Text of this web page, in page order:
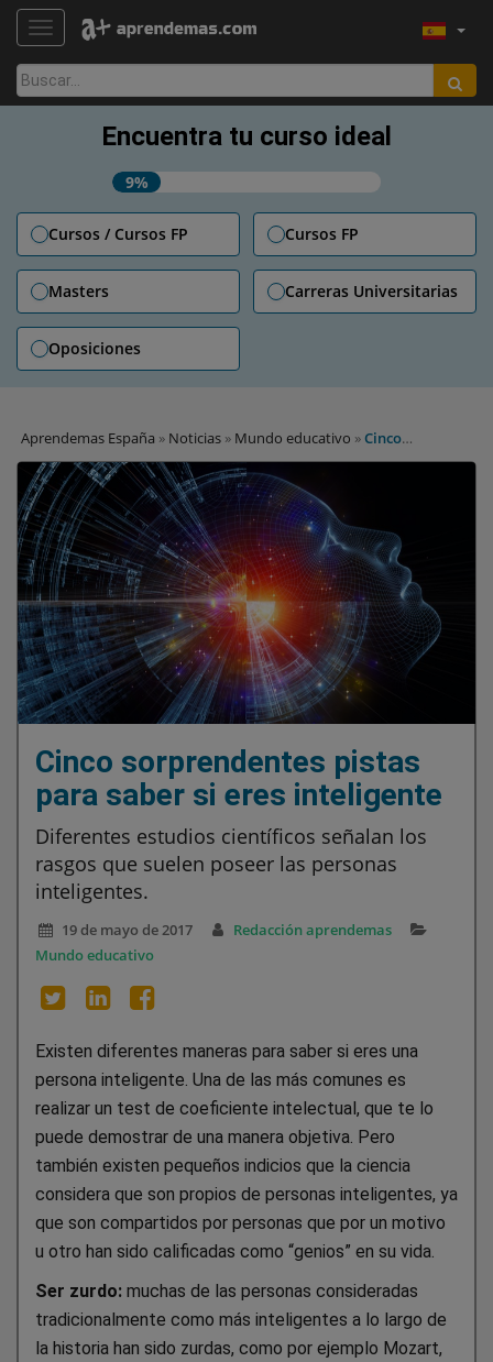
TOGGLE NAVIGATION
Buscar:
Encuentra tu curso ideal
9%
Cursos / Cursos FP Cursos FP
Masters Carreras Universitarias
Oposiciones
Aprendemas España » Noticias » Mundo educativo »Cinco
sorprendentes pistas para saber si eres inteligente
Cinco sorprendentes pistas
para saber si eres inteligente
Diferentes estudios científicos señalan los
rasgos que suelen poseer las personas
inteligentes.
19 de mayo de 2017
Redacción aprendemas
Mundo educativo
Existen diferentes maneras para saber si eres una
persona inteligente. Una de las más comunes es
realizar un test de coeficiente intelectual, que te lo
puede demostrar de una manera objetiva. Pero
también existen pequeños indicios que la ciencia
considera que son propios de personas inteligentes, ya
que son compartidos por personas que por un motivo
u otro han sido calificadas como “genios” en su vida.
Ser zurdo: muchas de las personas consideradas
tradicionalmente como más inteligentes a lo largo de
la historia han sido zurdas, como por ejemplo Mozart,